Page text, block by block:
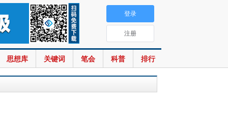
思想库 关键词 笔会 科普 排行
登录
注册